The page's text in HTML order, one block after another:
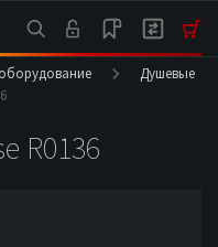
Душевые
R0136